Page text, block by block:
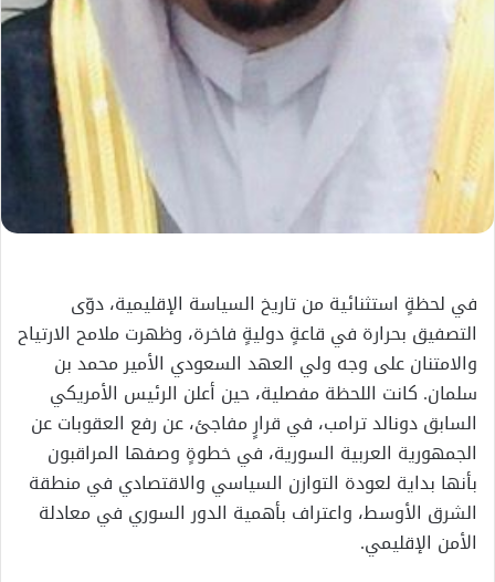
في لحظةٍ استثنائية من تاريخ السياسة الإقليمية، دوّى
التصفيق بحرارة في قاعةٍ دوليةٍ فاخرة، وظهرت ملامح الارتياح
والامتنان على وجه ولي العهد السعودي الأمير محمد بن
سلمان. كانت اللحظة مفصلية، حين أعلن الرئيس الأمريكي
السابق دونالد ترامب، في قرارٍ مفاجئ، عن رفع العقوبات عن
الجمهورية العربية السورية، في خطوةٍ وصفها المراقبون
بأنها بداية لعودة التوازن السياسي والاقتصادي في منطقة
الشرق الأوسط، واعتراف بأهمية الدور السوري في معادلة
الأمن الإقليمي.